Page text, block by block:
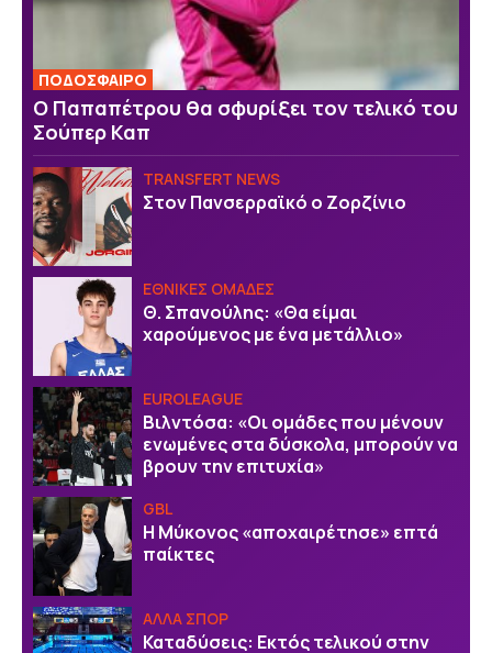
ΠΟΔΟΣΦΑΙΡΟ
Ο Παπαπέτρου θα σφυρίξει τον τελικό του
Σούπερ Καπ
TRANSFERT NEWS
Στον Πανσερραϊκό ο Ζορζίνιο
EΘΝΙΚΕΣ OΜΑΔΕΣ
Θ. Σπανούλης: «Θα είμαι
χαρούμενος με ένα μετάλλιο»
EUROLEAGUE
Bιλντόσα: «Oι ομάδες που μένουν
ενωμένες στα δύσκολα, μπορούν να
βρουν την επιτυχία»
GBL
Η Μύκονος «αποχαιρέτησε» επτά
παίκτες
ΑΛΛΑ ΣΠΟΡ
Καταδύσεις: Εκτός τελικού στην